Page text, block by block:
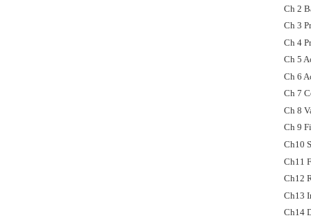
Ch 2
Ch 3
Ch 4
Ch 5
Ch 6
Ch 7
Ch 8
Ch 9
Ch10
Ch11
Ch12
Ch13
Ch14